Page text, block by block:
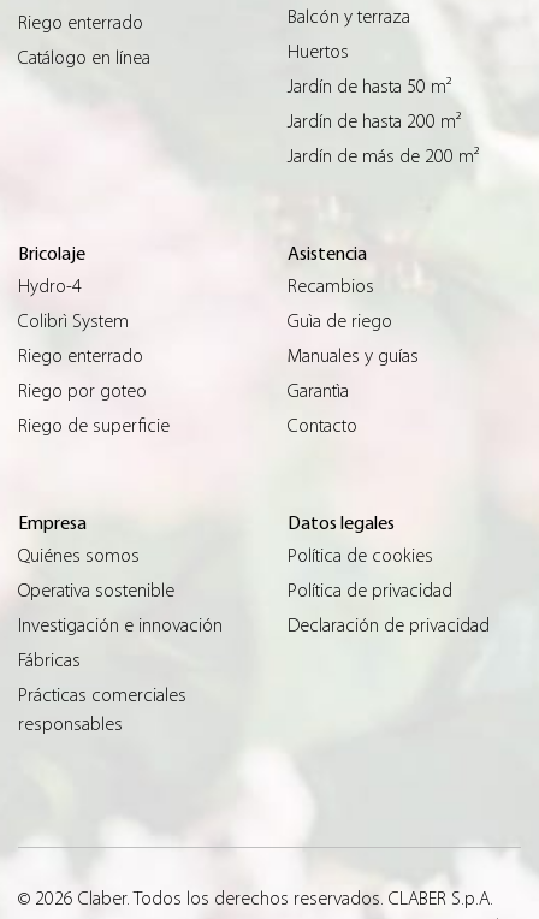
Riego enterrado
Catálogo en línea
Balcón y terraza
Huertos
Jardín de hasta 50 m²
Jardín de hasta 200 m²
Jardín de más de 200 m²
Bricolaje
Hydro-4
Colibrì System
Riego enterrado
Riego por goteo
Riego de superficie
Asistencia
Recambios
Guìa de riego
Manuales y guías
Garantìa
Contacto
Empresa
Quiénes somos
Operativa sostenible
Investigación e innovación
Fábricas
Prácticas comerciales
responsables
Datos legales
Política de cookies
Política de privacidad
Declaración de privacidad
© 2026 Claber. Todos los derechos reservados. CLABER S.p.A.